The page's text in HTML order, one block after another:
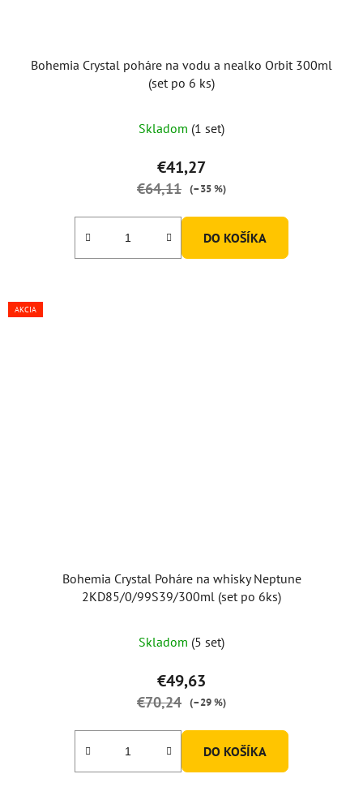
Bohemia Crystal poháre na vodu a nealko Orbit 300ml
(set po 6 ks)
Skladom (1 set)
€41,27
€64,11 (–35 %)
DO KOŠÍKA
AKCIA
Bohemia Crystal Poháre na whisky Neptune
2KD85/0/99S39/300ml (set po 6ks)
Skladom (5 set)
€49,63
€70,24 (–29 %)
DO KOŠÍKA